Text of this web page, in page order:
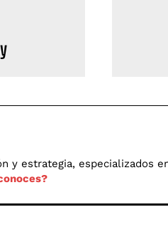
y estrategia, especializados